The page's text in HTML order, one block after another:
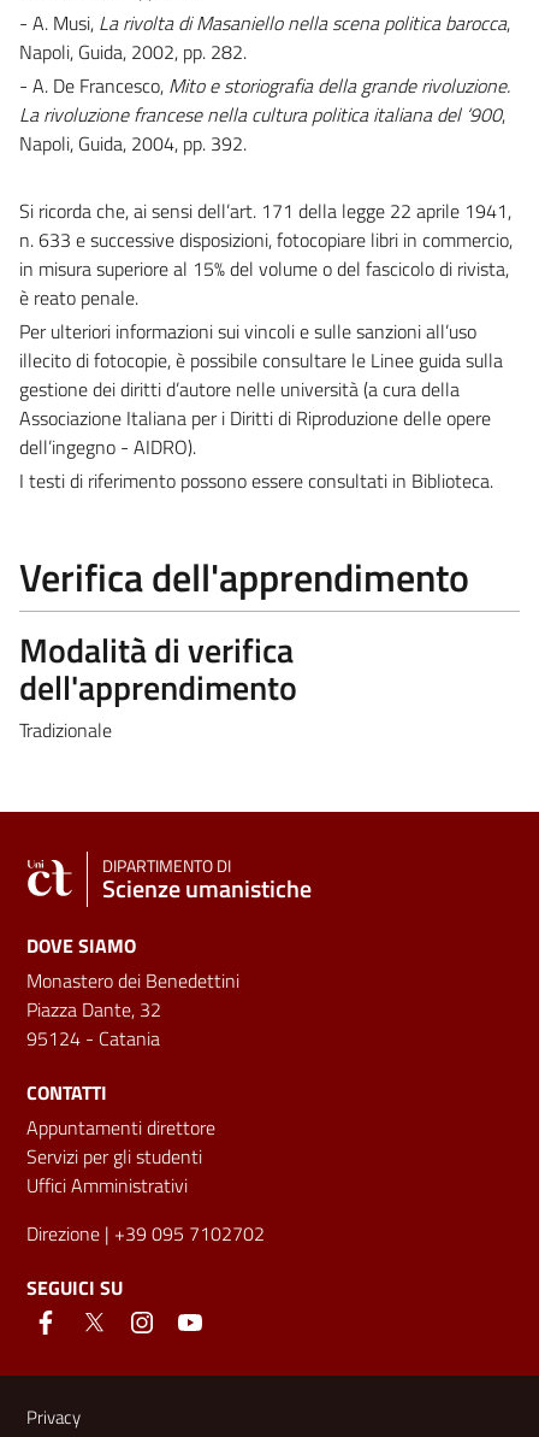
- A. Musi, La rivolta di Masaniello nella scena politica barocca,
Napoli, Guida, 2002, pp. 282.
- A. De Francesco, Mito e storiografia della grande rivoluzione.
La rivoluzione francese nella cultura politica italiana del ‘900,
Napoli, Guida, 2004, pp. 392.
Si ricorda che, ai sensi dell’art. 171 della legge 22 aprile 1941,
n. 633 e successive disposizioni, fotocopiare libri in commercio,
in misura superiore al 15% del volume o del fascicolo di rivista,
è reato penale.
Per ulteriori informazioni sui vincoli e sulle sanzioni all’uso
illecito di fotocopie, è possibile consultare le Linee guida sulla
gestione dei diritti d’autore nelle università (a cura della
Associazione Italiana per i Diritti di Riproduzione delle opere
dell’ingegno - AIDRO).
I testi di riferimento possono essere consultati in Biblioteca.
Verifica dell'apprendimento
Modalità di verifica
dell'apprendimento
Tradizionale
DIPARTIMENTO DI
Scienze umanistiche
DOVE SIAMO
Monastero dei Benedettini
Piazza Dante, 32
95124 - Catania
CONTATTI
Appuntamenti direttore
Servizi per gli studenti
Uffici Amministrativi
Direzione | +39 095 7102702
SEGUICI SU
Link e informazioni utili
Privacy